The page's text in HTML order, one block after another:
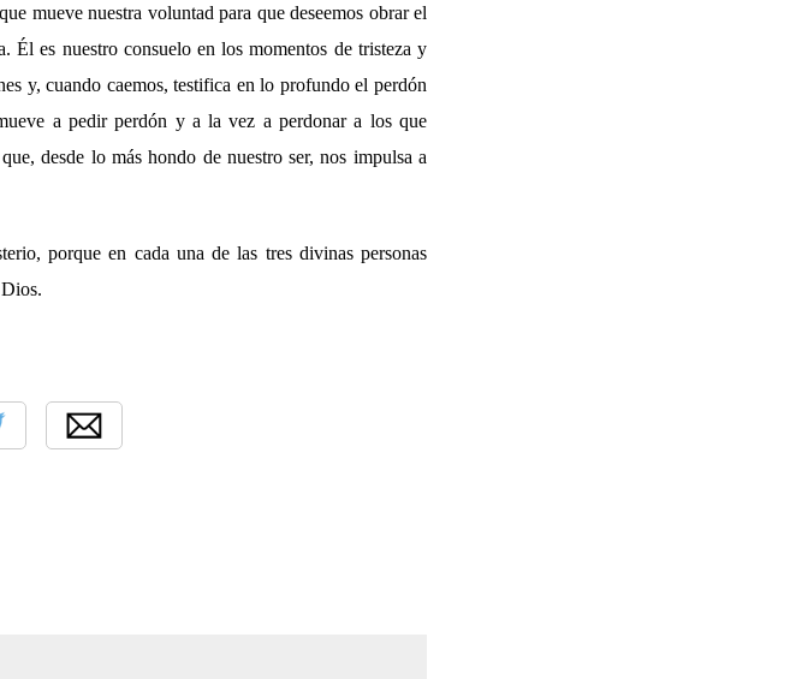
mueve nuestra voluntad para que deseemos obrar el
es nuestro consuelo en los momentos de tristeza y
y, cuando caemos, testifica en lo profundo el perdón
a pedir perdón y a la vez a perdonar a los que
desde lo más hondo de nuestro ser, nos impulsa a
porque en cada una de las tres divinas personas